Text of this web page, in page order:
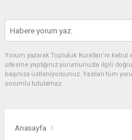
Yorum yazarak Topluluk Kuralları’nı
sitesine yaptığınız yorumunuzla ilgili
başınıza üstleniyorsunuz. Yazılan tüm
sorumlu tutulamaz.
Anasayfa